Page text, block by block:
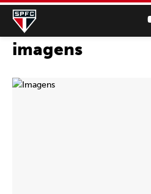
imagens